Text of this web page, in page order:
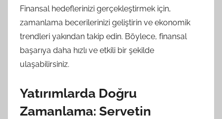
Finansal hedeflerinizi gerçekleştirmek için,
zamanlama becerilerinizi geliştirin ve ekonomik
trendleri yakından takip edin. Böylece, finansal
başarıya daha hızlı ve etkili bir şekilde
ulaşabilirsiniz.
Yatırımlarda Doğru
Zamanlama: Servetin